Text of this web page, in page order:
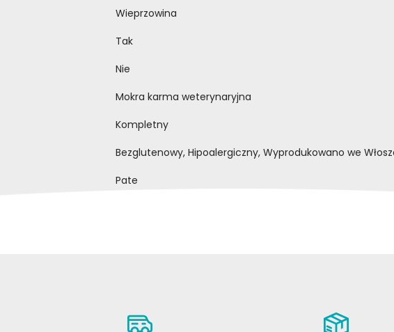
Wieprzowina
Tak
Nie
Mokra karma weterynaryjna
Kompletny
Bezglutenowy, Hipoalergiczny, Wyprodukowano we
Pate